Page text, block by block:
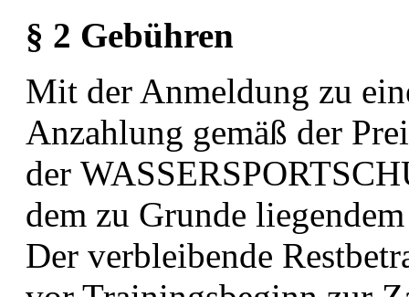
§ 2 Gebühren
Mit der Anmeldung zu
Anzahlung gemäß der
der
dem zu Grunde
Der verbleibende